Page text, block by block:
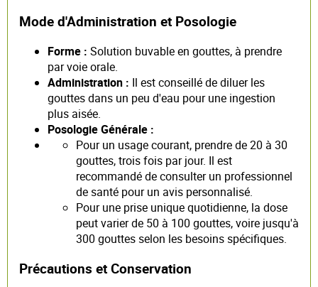
Mode d'Administration et Posologie
Forme : Solution buvable en gouttes, à prendre
par voie orale.
Administration : Il est conseillé de diluer les
gouttes dans un peu d'eau pour une ingestion
plus aisée.
Posologie Générale :
Pour un usage courant, prendre de 20 à 30
gouttes, trois fois par jour. Il est
recommandé de consulter un professionnel
de santé pour un avis personnalisé.
Pour une prise unique quotidienne, la dose
peut varier de 50 à 100 gouttes, voire jusqu'à
300 gouttes selon les besoins spécifiques.
Précautions et Conservation